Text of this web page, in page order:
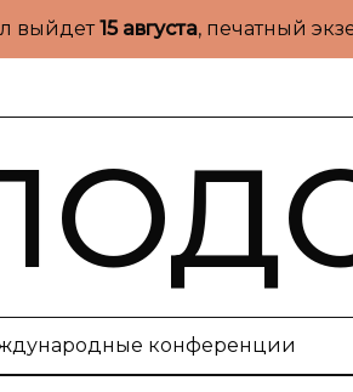
выйдет15 августа, печатный
конференции